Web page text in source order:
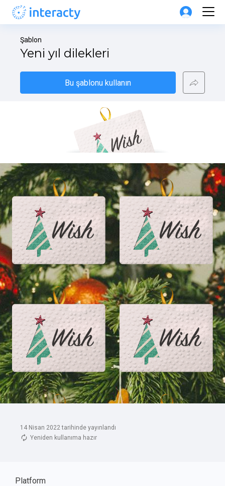
14 Nisan 2022 tarihinde yayınlandı
Yeniden kullanıma hazır
Şablon
Yeni yıl dilekleri
Bu şablonu kullanın
Platform